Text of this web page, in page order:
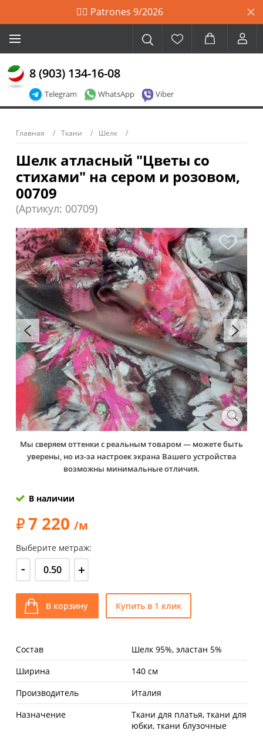
🙋‍♀️ Patrones 9/2026
Telegram WhatsApp Viber
8 (903) 134-16-08
Главная Ткани Шелк
Шелк атласный "Цветы со
стихами" на сером и розовом,
00709
(Артикул: 00709)
Мы сверяем оттенки с реальным товаром — можете быть
уверены, но из-за настроек экрана Вашего устройства
возможны минимальные отличия.
В наличии
7 220 /м
Выберите метраж:
- +
В корзину Купить в 1 клик
Состав
Шелк 95%, эластан 5%
Ширина
140 см
Производитель
Италия
Назначение
Ткани для платья, ткани для
юбки, ткани блузочные